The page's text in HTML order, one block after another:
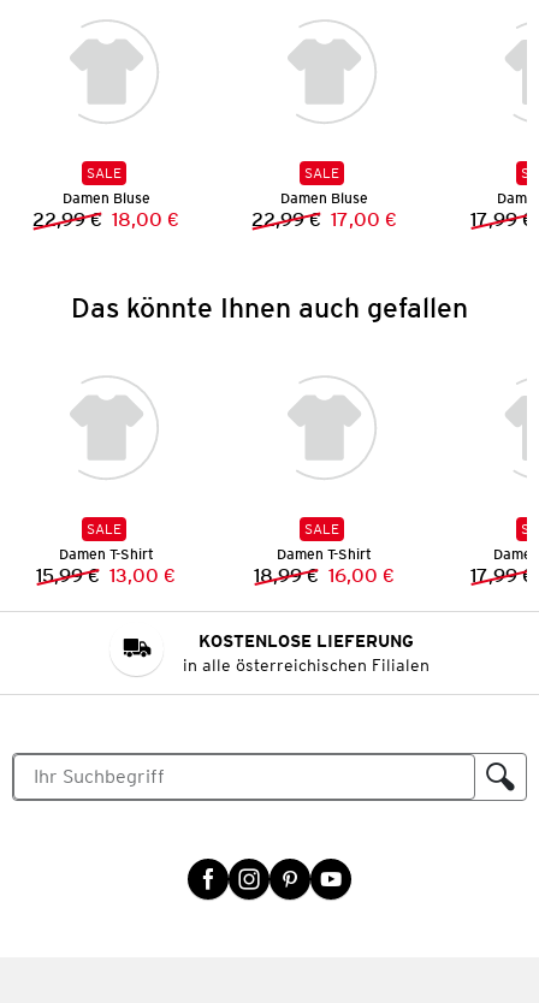
SALE
Damen Bluse
Vorheriger Preis:
22,99 € Neuer Preis:
18,00 €
SALE
Damen Bluse
Vorheriger Preis:
22,99 € Neuer Preis:
17,00 € 17,99 €
Das könnte Ihnen auch gefallen
SALE
Damen T-Shirt
Vorheriger Preis:
15,99 € Neuer Preis:
13,00 €
SALE
Damen T-Shirt
Vorheriger Preis:
18,99 € Neuer Preis:
16,00 € 17,99 €
KOSTENLOSE LIEFERUNG
in alle österreichischen Filialen